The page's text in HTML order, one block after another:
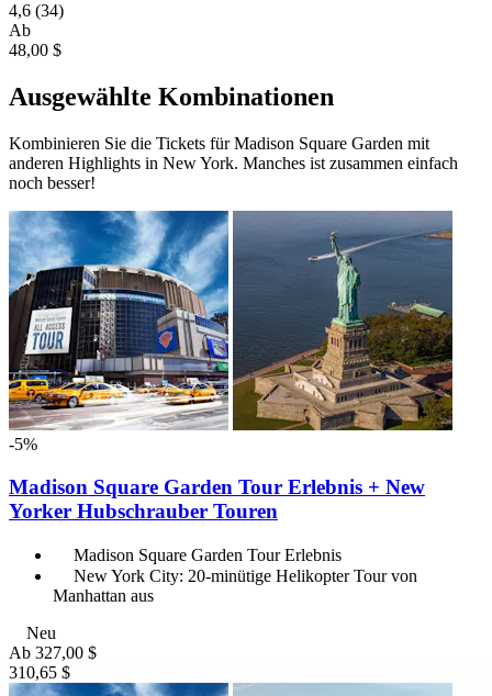
4,6 (34)
Ab
48,00 $
Ausgewählte Kombinationen
Kombinieren Sie die Tickets für Madison Square Garden mit
anderen Highlights in New York. Manches ist zusammen einfach
noch besser!
-5%
Madison Square Garden Tour Erlebnis + New
Yorker Hubschrauber Touren
Madison Square Garden Tour Erlebnis
New York City: 20-minütige Helikopter Tour von
Manhattan aus
Neu
Ab 327,00 $
310,65 $